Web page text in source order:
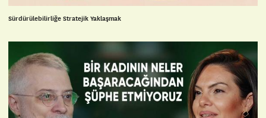
Sürdürülebilirliğe Stratejik Yaklaşmak